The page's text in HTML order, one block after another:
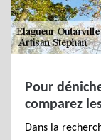
Pour
comparez
Dans la